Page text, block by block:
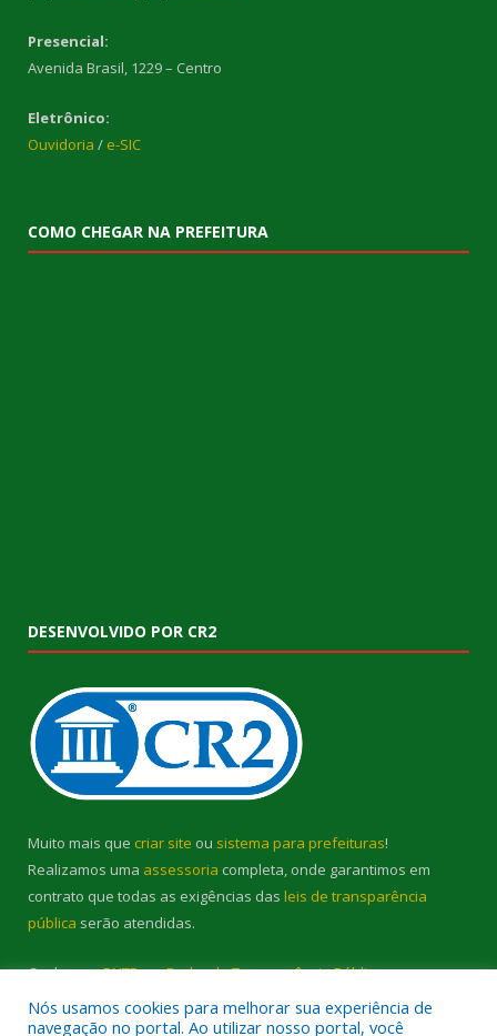
Presencial:
Avenida Brasil, 1229 – Centro
Eletrônico:
Ouvidoria / e-SIC
COMO CHEGAR NA PREFEITURA
DESENVOLVIDO POR CR2
Muito mais que criar site ou sistema para prefeituras!
Realizamos uma assessoria completa, onde garantimos em
contrato que todas as exigências das leis de transparência
pública serão atendidas.
Conheça oPNTPe oRadar da Transparência Pública
Nós usamos cookies para melhorar sua experiência de
navegação no portal. Ao utilizar nosso portal, você